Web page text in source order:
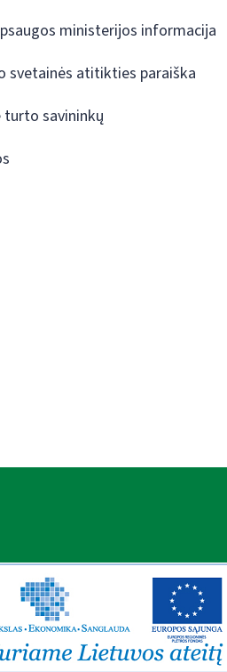
ministerijos informacija
svetainės atitikties paraiška
turto savininkų